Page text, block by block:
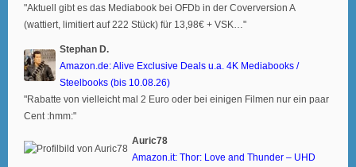
"Aktuell gibt es das Mediabook bei OFDb in der Coverversion A
(wattiert, limitiert auf 222 Stück) für 13,98€ + VSK…"
Stephan D.
Amazon.de: Alive Exclusive Deals u.a. 4K Mediabooks /
Steelbooks (bis 10.08.26)
"Rabatte von vielleicht mal 2 Euro oder bei einigen Filmen nur ein paar
Cent :hmm:"
Auric78
Amazon.it: Thor: Love and Thunder – UHD